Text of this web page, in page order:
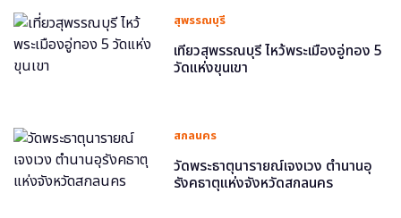
สุพรรณบุรี
เที่ยวสุพรรณบุรี ไหว้พระเมืองอู่ทอง 5
วัดแห่งขุนเขา
สกลนคร
วัดพระธาตุนารายณ์เจงเวง ตำนานอุ
รังคธาตุแห่งจังหวัดสกลนคร